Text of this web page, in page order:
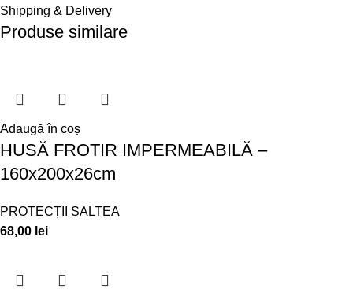
Shipping & Delivery
Produse similare
Adaugă în coș
HUSĂ FROTIR IMPERMEABILĂ –
160x200x26cm
PROTECȚII SALTEA
68,00 lei